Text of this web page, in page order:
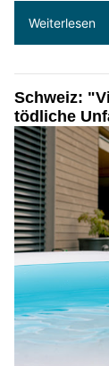
Weiterlesen
Schweiz:
tödliche